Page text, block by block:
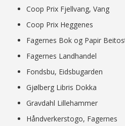
Coop Prix Fjellvang, Vang
Coop Prix Heggenes
Fagernes Bok og Papir
Fagernes Landhandel
Fondsbu, Eidsbugarden
Gjølberg Libris Dokka
Gravdahl Lillehammer
Håndverkerstogo, Fagernes